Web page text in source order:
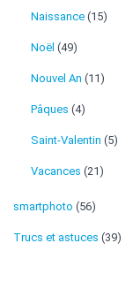
Naissance (15)
Noël (49)
Nouvel An (11)
Pâques (4)
Saint-Valentin (5)
Vacances (21)
smartphoto (56)
Trucs et astuces (39)